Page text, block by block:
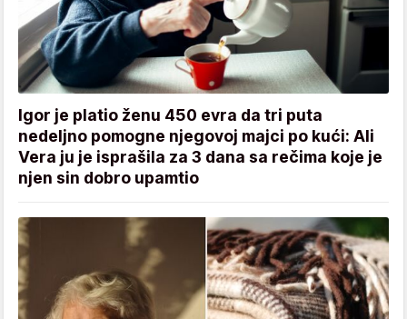
Igor je platio ženu 450 evra da tri puta
nedeljno pomogne njegovoj majci po kući: Ali
Vera ju je isprašila za 3 dana sa rečima koje je
njen sin dobro upamtio